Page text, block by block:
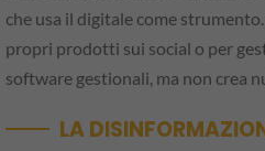
che usa il digitale come
propri prodotti sui social o per
software gestionali, ma non crea
LA